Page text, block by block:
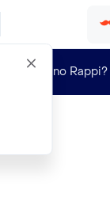
Novo no Rappi?